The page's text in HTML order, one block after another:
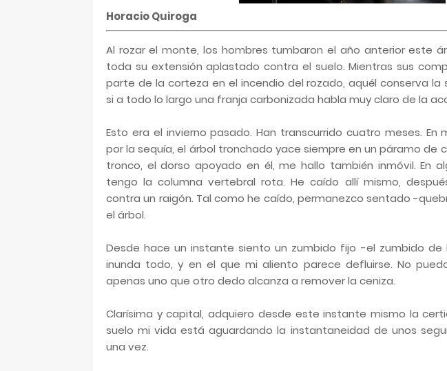
Horacio Quiroga
Al rozar el monte, los hombres tumbaron el año anterior este
toda su extensión aplastado contra el suelo. Mientras sus
parte de la corteza en el incendio del rozado, aquél conserva la
si a todo lo largo una franja carbonizada habla muy claro de la
Esto era el invierno pasado. Han transcurrido cuatro meses. En
por la sequía, el árbol tronchado yace siempre en un páramo de
tronco, el dorso apoyado en él, me hallo también inmóvil. En
tengo la columna vertebral rota. He caído allí mismo,
contra un raigón. Tal como he caído, permanezco sentado -
el árbol.
Desde hace un instante siento un zumbido fijo -el zumbido de
inunda todo, y en el que mi aliento parece defluirse. No
apenas uno que otro dedo alcanza a remover la ceniza.
Clarísima y capital, adquiero desde este instante mismo la
suelo mi vida está aguardando la instantaneidad de unos
una vez.